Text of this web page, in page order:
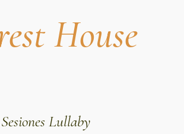
House
Sesiones Lullaby